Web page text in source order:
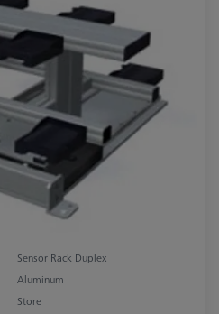
Sensor Rack Duplex
Aluminum
Store